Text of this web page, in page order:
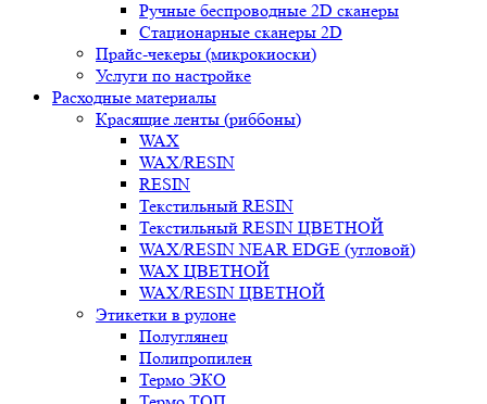
Ручные беспроводные 2D сканеры
Стационарные сканеры 2D
Прайс-чекеры (микрокиоски)
Услуги по настройке
Расходные материалы
Красящие ленты (риббоны)
WAX
WAX/RESIN
RESIN
Текстильный RESIN
Текстильный RESIN ЦВЕТНОЙ
WAX/RESIN NEAR EDGE (угловой)
WAX ЦВЕТНОЙ
WAX/RESIN ЦВЕТНОЙ
Этикетки в рулоне
Полуглянец
Полипропилен
Термо ЭКО